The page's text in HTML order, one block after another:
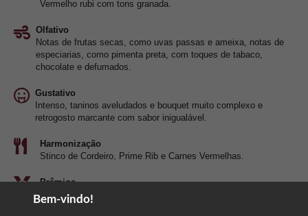
Vermelho rubi com tons granada.
Olfativo
Notas de frutas secas, como uvas passas e ameixa, notas de
especiarias, como pimenta preta, com toques de tabaco,
chocolate e defumados.
Gustativo
Intenso, taninos aveludados e bouquet muito complexo e
retrogosto marcante com sabor inigualável.
Harmonização
Stinco de Cordeiro, Prime Rib e Carnes Vermelhas.
Prêmios
Prata - Decanter e Platinum - Wines of Brazil Awards.
Bem-vindo!